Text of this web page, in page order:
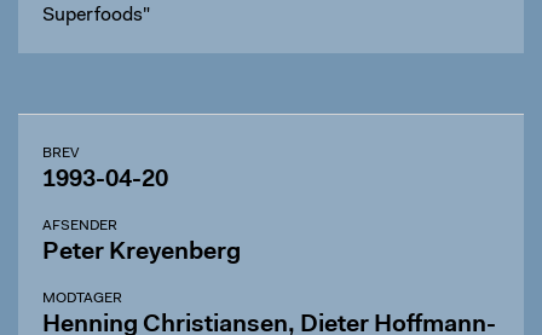
Superfoods"
BREV
1993-04-20
AFSENDER
Peter Kreyenberg
MODTAGER
Henning Christiansen, Dieter Hoffmann-